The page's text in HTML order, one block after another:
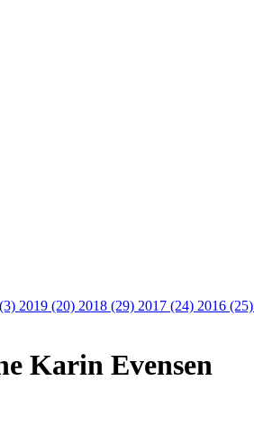
2019 (20) 2018 (29) 2017 (24) 2016 (25)
Karin Evensen